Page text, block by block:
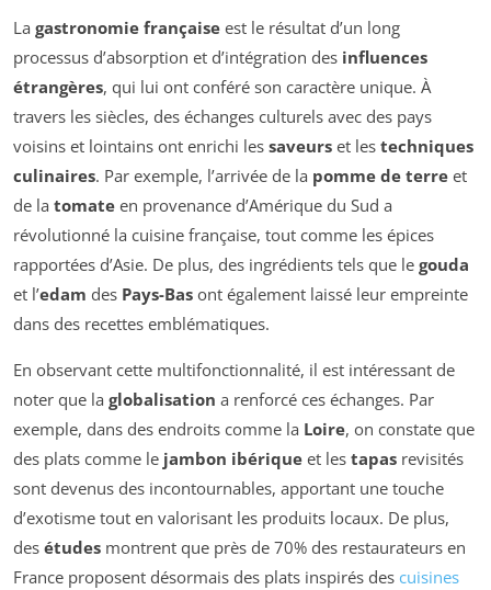
La gastronomie française est le résultat d’un long
processus d’absorption et d’intégration des influences
étrangères, qui lui ont conféré son caractère unique. À
travers les siècles, des échanges culturels avec des pays
voisins et lointains ont enrichi les saveurs et les techniques
culinaires. Par exemple, l’arrivée de la pomme de terre et
de la tomate en provenance d’Amérique du Sud a
révolutionné la cuisine française, tout comme les épices
rapportées d’Asie. De plus, des ingrédients tels que le gouda
et l’edam des Pays-Bas ont également laissé leur empreinte
dans des recettes emblématiques.
En observant cette multifonctionnalité, il est intéressant de
noter que la globalisation a renforcé ces échanges. Par
exemple, dans des endroits comme la Loire, on constate que
des plats comme le jambon ibérique et les tapas revisités
sont devenus des incontournables, apportant une touche
d’exotisme tout en valorisant les produits locaux. De plus,
des études montrent que près de 70% des restaurateurs en
France proposent désormais des plats inspirés des cuisines